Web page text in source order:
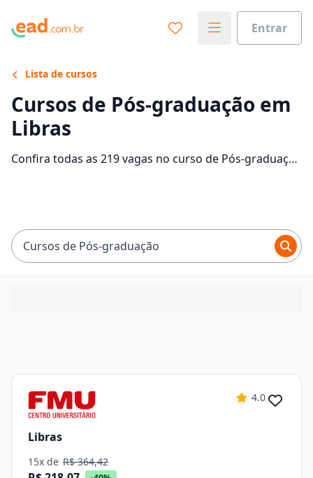
Entrar
Lista de cursos
Cursos de Pós-graduação em
Libras
Confira todas as 219 vagas no curso de Pós-graduação
Cursos de Pós-graduação
4.0
Libras
15x de R$ 364,42